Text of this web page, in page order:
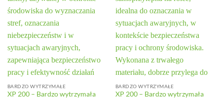
BARDZO WYTRZYMAŁE
XP 200 – Bardzo wytrzymała
BARDZO WYTRZYMAŁE
XP 200 – Bardzo wytrzymała